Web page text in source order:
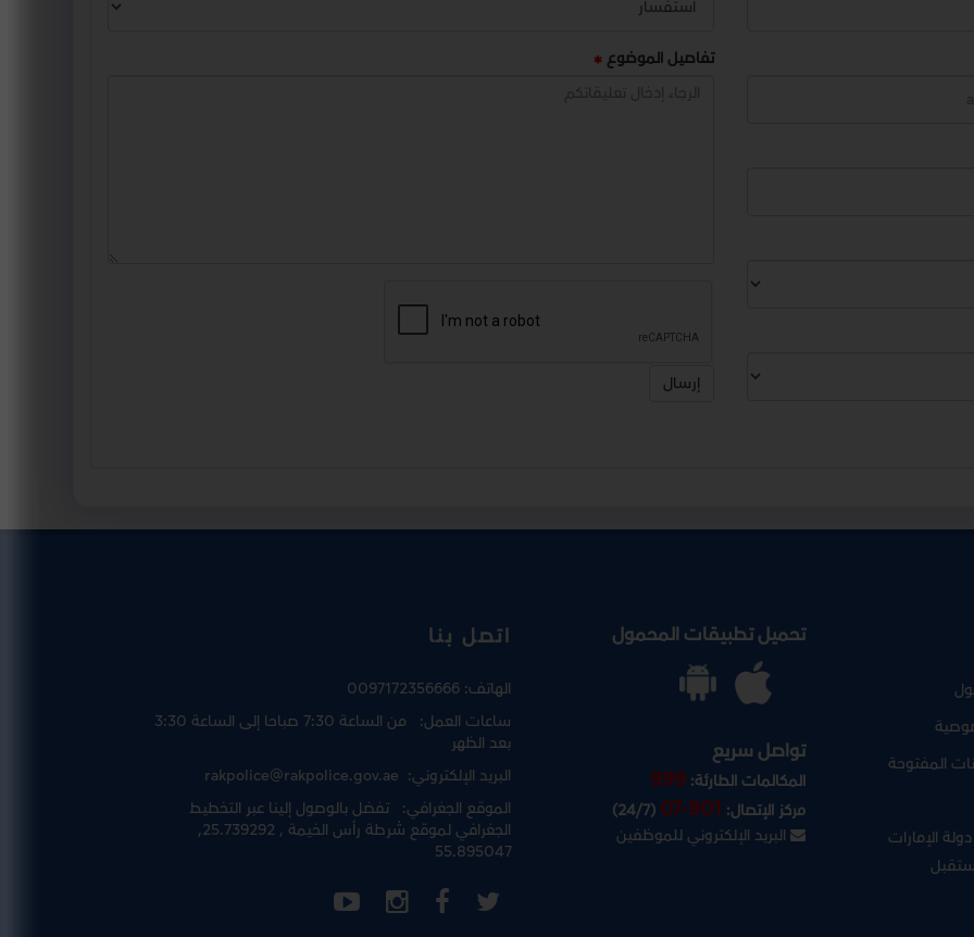
تفاصيل الموضوع
إرسال
المفتوحة
الإمارات
تحميل تطبيقات المحمول
تواصل سريع
المكالمات الطارئة:999
مركز الإتصال: 07-901
(24/7)
البريد الإلكتروني للموظفين
اتصل بنا
الهاتف:0097172356666
ساعات العمل:
من الساعة 7:30 صباحا إلى الساعة 3:30
بعد الظهر
البريد الإلكتروني:
الموقع الجغرافي:
تفضل بالوصول إلينا عبر التخطيط
الجغرافي لموقع شرطة رأس الخيمة
, 25.739292,
55.895047